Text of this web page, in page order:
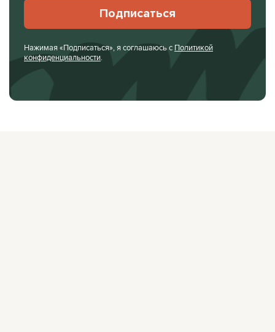
Подписаться
Нажимая «Подписаться», я соглашаюсь с Политикой
конфиденциальности.